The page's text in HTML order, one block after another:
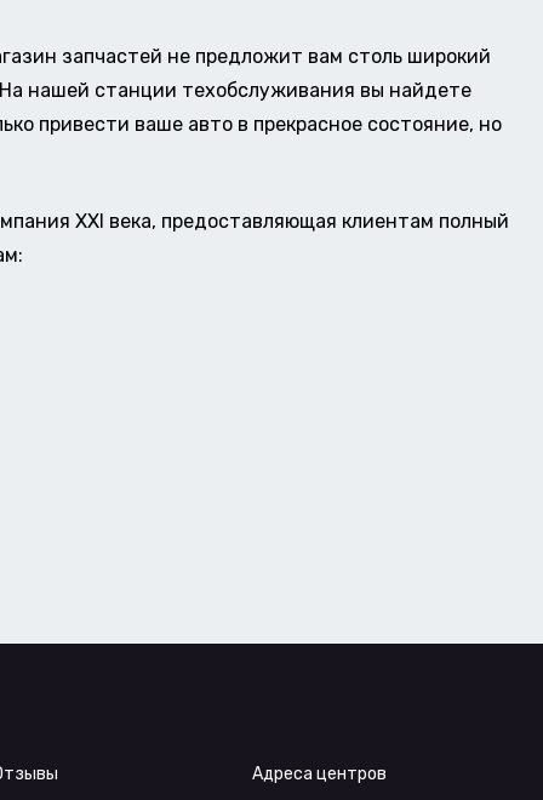
запчастей не предложит вам столь широкий
нашей станции техобслуживания вы найдете
привести ваше авто в прекрасное состояние, но
XXI века, предоставляющая клиентам полный
Адреса центров